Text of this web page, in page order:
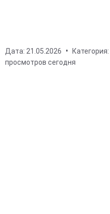
Дата: 21.05.2026 Категория:
просмотров сегодня